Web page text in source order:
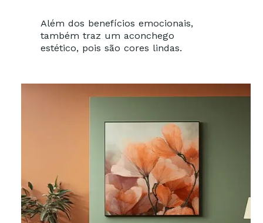
Além dos benefícios emocionais,
também traz um aconchego
estético, pois são cores lindas.